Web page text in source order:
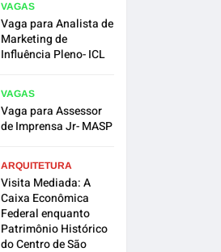
VAGAS
Vaga para Analista de
Marketing de
Influência Pleno- ICL
VAGAS
Vaga para Assessor
de Imprensa Jr- MASP
ARQUITETURA
Visita Mediada: A
Caixa Econômica
Federal enquanto
Patrimônio Histórico
do Centro de São